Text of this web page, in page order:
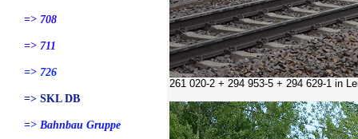
=> 708
=> 711
=> 726
=> SKL DB
=> Bahnbau Gruppe
261 020-2 + 294 953-5 + 294 629-1 in